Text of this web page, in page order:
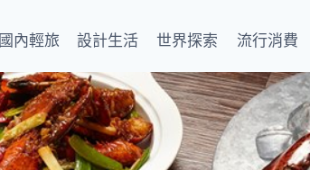
國內輕旅 設計生活 世界探索 流行消費